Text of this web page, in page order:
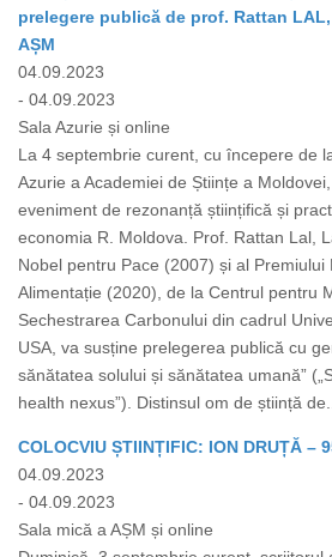
prelegere publică de prof. Rattan
AȘM
04.09.2023
- 04.09.2023
Sala Azurie și online
La 4 septembrie curent, cu începere de
Azurie a Academiei de Științe a
eveniment de rezonanță științifică și
economia R. Moldova. Prof. Rattan Lal,
Nobel pentru Pace (2007) și al Premiului
Alimentație (2020), de la Centrul pentru
Sechestrarea Carbonului din cadrul
USA, va susține prelegerea publică cu
sănătatea solului și sănătatea umană”
health nexus”). Distinsul om de știință de...
COLOCVIU ȘTIINȚIFIC: ION DRUȚĂ –
04.09.2023
- 04.09.2023
Sala mică a AȘM și online